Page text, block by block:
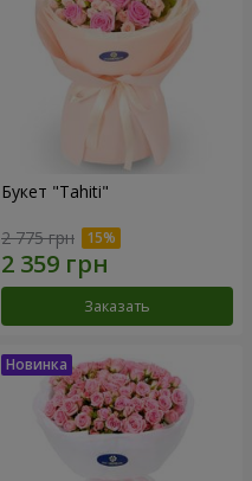
Букет "Tahiti"
2 775 грн
Заказать